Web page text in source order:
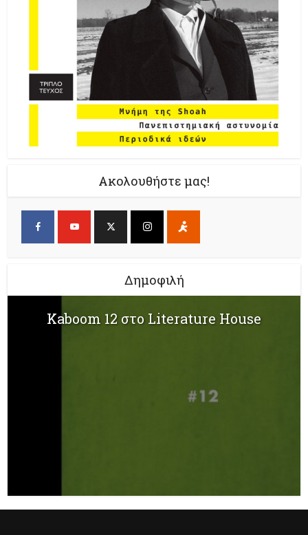
Ακολουθήστε μας!
Δημοφιλή
Kaboom 12 στο Literature House